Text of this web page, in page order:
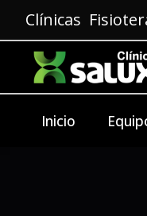
Clínicas
Inicio